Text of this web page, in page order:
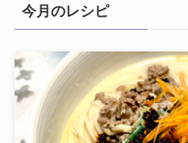
今月のレシピ